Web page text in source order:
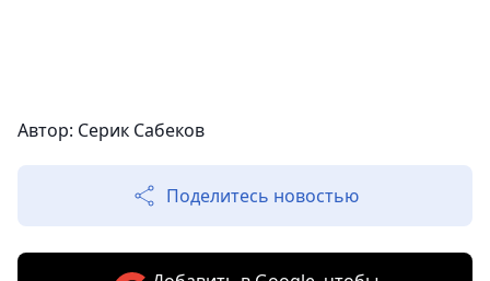
Автор: Серик Сабеков
Поделитесь новостью